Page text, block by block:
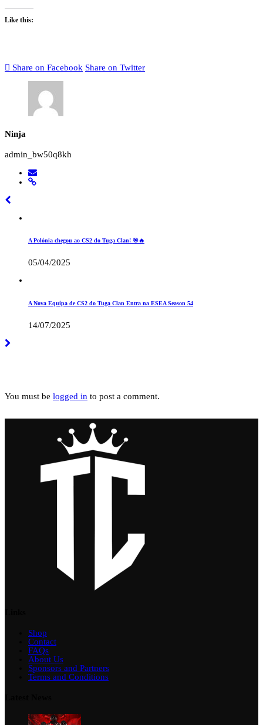
Like this:
Share on Facebook Share on Twitter
Ninja
admin_bw50q8kh
A Polónia chegou ao CS2 do Tuga Clan! 🎯🔥
05/04/2025
A Nova Equipa de CS2 do Tuga Clan Entra na ESEA Season 54
14/07/2025
You must be logged in to post a comment.
Shop
Contact
FAQs
About Us
Sponsors and Partners
Terms and Conditions